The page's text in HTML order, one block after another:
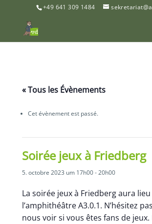
+49 641 309 1484
« Tous les Évènements
Cet évènement est passé.
Soirée jeux à Friedberg
5. octobre 2023 um 17h00-20h00
La soirée jeux à Friedberg aura
l’amphithéâtre A3.0.1. N’hésitez
nous voir si vous êtes fans de jeux.